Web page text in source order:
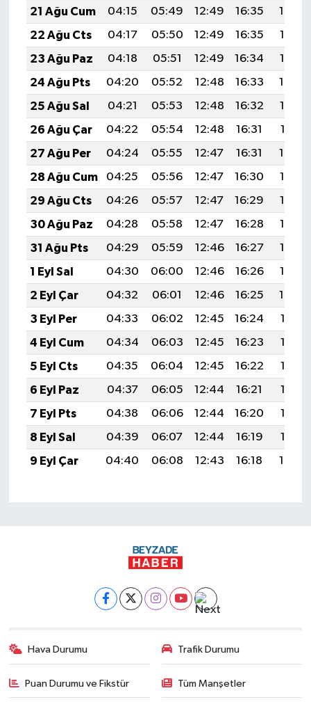
21 Ağu Cum
04:15 05:49 12:49 16:35
19:39
22 Ağu Cts
04:17 05:50 12:49 16:35
19:37
23 Ağu Paz
04:18 05:51 12:49 16:34
19:36
24 Ağu Pts
04:20 05:52 12:48 16:33
19:34
25 Ağu Sal
04:21 05:53 12:48 16:32
19:33
26 Ağu Çar
04:22 05:54 12:48 16:31
19:31
27 Ağu Per
04:24 05:55 12:47 16:31
19:30
28 Ağu Cum
04:25 05:56 12:47 16:30
19:28
29 Ağu Cts
04:26 05:57 12:47 16:29
19:26
30 Ağu Paz
04:28 05:58 12:47 16:28
19:25
31 Ağu Pts
04:29 05:59 12:46 16:27
19:23
1 Eyl Sal
04:30 06:00 12:46 16:26
19:22
2 Eyl Çar
04:32 06:01 12:46 16:25
19:20
3 Eyl Per
04:33 06:02 12:45 16:24
19:18
4 Eyl Cum
04:34 06:03 12:45 16:23
19:17
5 Eyl Cts
04:35 06:04 12:45 16:22
19:15
6 Eyl Paz
04:37 06:05 12:44 16:21
19:13
7 Eyl Pts
04:38 06:06 12:44 16:20
19:12
8 Eyl Sal
04:39 06:07 12:44 16:19
19:10
9 Eyl Çar
04:40 06:08 12:43 16:18 19:08
Hava Durumu Trafik Durumu
Puan Durumu ve Fikstür Tüm Manşetler